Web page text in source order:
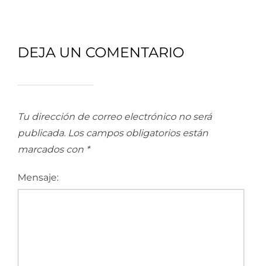
DEJA UN COMENTARIO
Tu dirección de correo electrónico no será
publicada. Los campos obligatorios están
marcados con *
Mensaje: